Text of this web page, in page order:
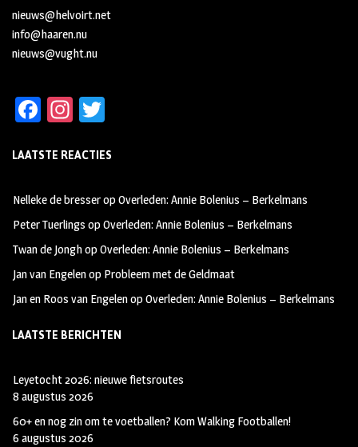
nieuws@helvoirt.net
info@haaren.nu
nieuws@vught.nu
Fa
b
oo
k
In
ag
m
tt
LAATSTE REACTIES
Nelleke de bresseropOverleden: Annie Bolenius – Berkelmans
Peter Tuerlings opOverleden: Annie Bolenius – Berkelmans
Twan de JonghopOverleden: Annie Bolenius – Berkelmans
Jan van Engelenop Probleem met de Geldmaat
Jan en Roos van EngelenopOverleden: Annie Bolenius – Berkelmans
LAATSTE BERICHTEN
Leyetocht 2026: nieuwe fietsroutes
8 augustus 2026
60+ en nog zin om te voetballen? Kom Walking Footballen!
6 augustus 2026